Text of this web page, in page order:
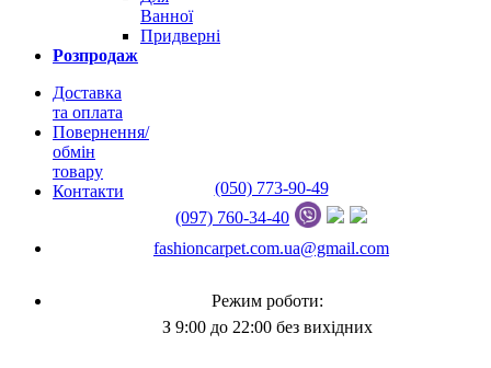
Ванної
Придверні
Розпродаж
Доставка
та оплата
Повернення/
обмін
товару
Контакти
(050) 773-90-49
(097) 760-34-40
fashioncarpet.com.ua@gmail.com
Режим роботи:
З 9:00 до 22:00 без вихідних